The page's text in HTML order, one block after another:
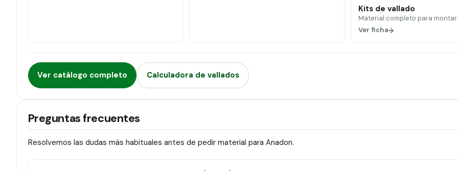
Kits de vallado
Material completo para montar.
Ver ficha
Ver catálogo completo Calculadora de vallados
Preguntas frecuentes
Resolvemos las dudas más habituales antes de pedir material para Anadon.